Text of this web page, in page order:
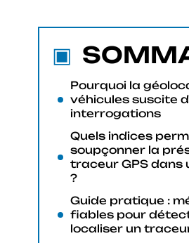
Pourquoi la
véhicules suscite
interrogations
Quels indices
soupçonner la
traceur GPS dans
?
Guide pratique :
fiables pour
localiser un